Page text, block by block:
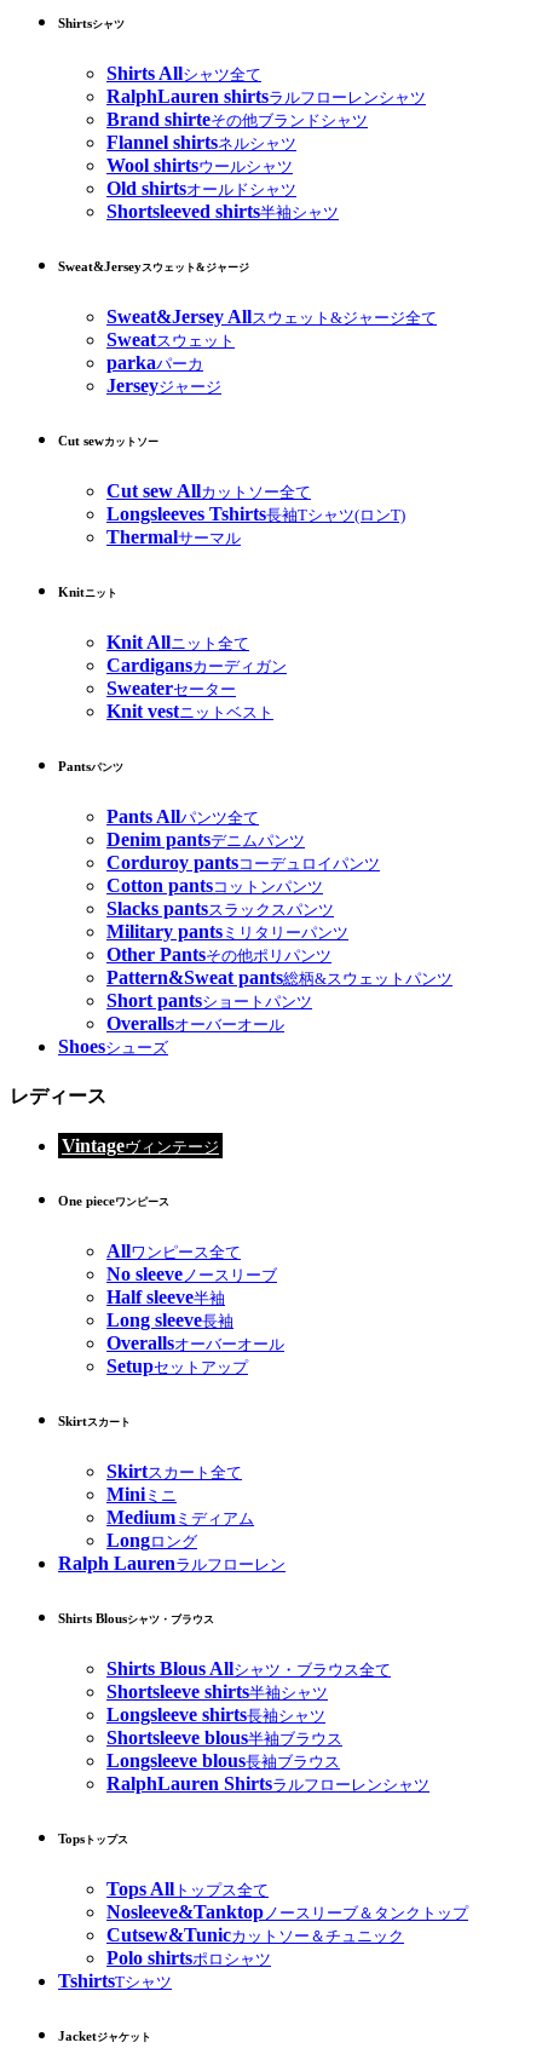
Shirtsシャツ
Shirts Allシャツ全て
RalphLauren shirtsラルフローレンシャツ
Brand shirteその他ブランドシャツ
Flannel shirtsネルシャツ
Wool shirtsウールシャツ
Old shirtsオールドシャツ
Shortsleeved shirts半袖シャツ
Sweat&Jerseyスウェット&ジャージ
Sweat&Jersey Allスウェット&ジャージ全て
Sweatスウェット
parkaパーカ
Jerseyジャージ
Cut sewカットソー
Cut sew Allカットソー全て
Longsleeves Tshirts長袖Tシャツ(ロンT)
Thermalサーマル
Knitニット
Knit Allニット全て
Cardigansカーディガン
Sweaterセーター
Knit vestニットベスト
Pantsパンツ
Pants Allパンツ全て
Denim pantsデニムパンツ
Corduroy pantsコーデュロイパンツ
Cotton pantsコットンパンツ
Slacks pantsスラックスパンツ
Military pants ミリタリーパンツ
Other Pantsその他ポリパンツ
Pattern&Sweat pants総柄&スウェットパンツ
Short pantsショートパンツ
Overallsオーバーオール
Shoesシューズ
レディース
Vintageヴィンテージ
One pieceワンピース
Allワンピース全て
No sleeveノースリーブ
Half sleeve半袖
Long sleeve長袖
Overallsオーバーオール
Setupセットアップ
Skirtスカート
Skirtスカート全て
Miniミニ
Medium ミディアム
Longロング
Ralph Laurenラルフローレン
Shirts Blousシャツ・ブラウス
Shirts Blous Allシャツ・ブラウス全て
Shortsleeve shirts半袖シャツ
Longsleeve shirts長袖シャツ
Shortsleeve blous半袖ブラウス
Longsleeve blous長袖ブラウス
RalphLauren Shirtsラルフローレンシャツ
Tops トップス
Tops All トップス全て
Nosleeve&Tanktop ノースリーブ＆タンクトップ
Cutsew&Tunicカットソー＆チュニック
Polo shirtsポロシャツ
TshirtsTシャツ
Jacketジャケット